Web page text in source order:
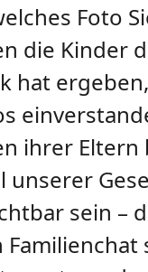
Foto
die Kinder
hat
ihrer Eltern
unserer
sein –